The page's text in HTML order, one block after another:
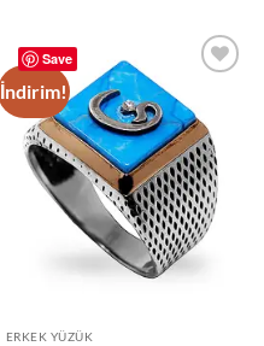
Save
İndirim!
wishlist
ERKEK YÜZÜK